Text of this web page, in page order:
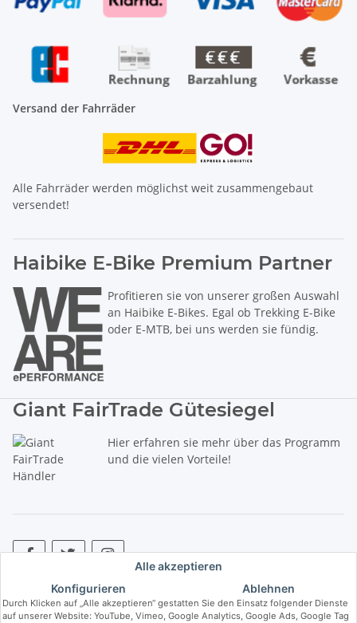
Alle akzeptieren
Konfigurieren
Ablehnen
Durch Klicken auf „Alle akzeptieren“ gestatten Sie den Einsatz folgender Dienste
auf unserer Website: YouTube, Vimeo, Google Analytics, Google Ads, Google Tag
Versand der Fahrräder
Alle Fahrräder werden möglichst weit zusammengebaut
versendet!
Haibike E-Bike Premium Partner
Profitieren sie von unserer großen Auswahl
an Haibike E-Bikes. Egal ob Trekking E-Bike
oder E-MTB, bei uns werden sie fündig.
Giant FairTrade Gütesiegel
Hier erfahren sie mehr über das Programm
und die vielen Vorteile!
* Alle Preise inkl. gesetzlicher USt., zzgl.
. ** Hierbei handelt es
sich um die unverbindliche Preisempfehlung des Herstellers (kurz UVP).